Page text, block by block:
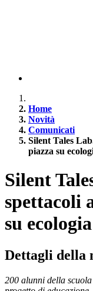
Home
Novità
Comunicati
Silent Tales
piazza su
Silent
spettacoli
su
Dettagli della
200 alunni della